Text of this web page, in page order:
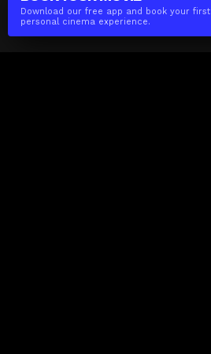
Download our free app and book your first
personal cinema experience.